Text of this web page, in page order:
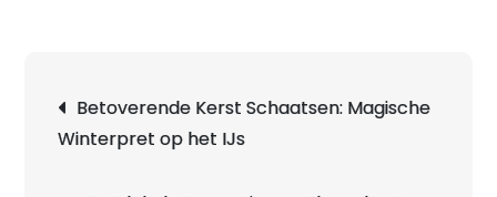
Betoverende Kerst Schaatsen: Magische
Winterpret op het IJs